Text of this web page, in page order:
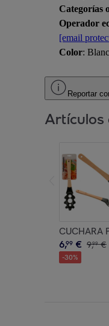
Categorías
Operador
[email
Color:
Reportar
Artículos
CUCHARA
6,99 € 9,99 €
-30%